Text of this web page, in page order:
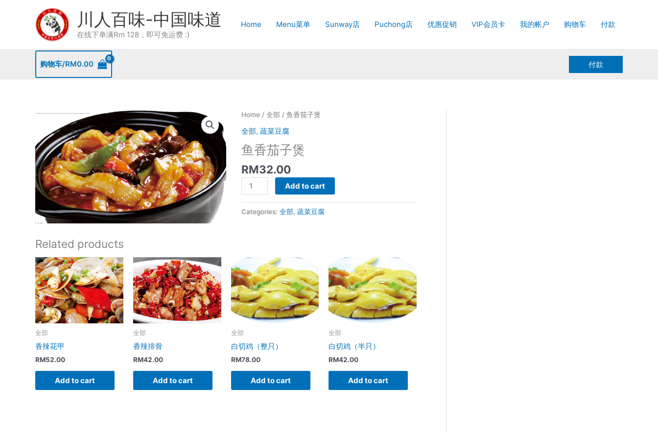
川人百味-中国味道
在线下单满Rm 128，即可免运费 :)
Home Menu菜单 Sunway店 Puchong店 优惠促销 VIP会员卡 我的帐户 购物车 付款
购物车/RM0.00 付款
Home/ 全部 / 鱼香茄子煲
全部, 蔬菜豆腐
鱼香茄子煲
RM32.00
香
Add to cart
Categories: 全部, 蔬菜豆腐
Related products
全部
香辣花甲
RM52.00
Add to cart
全部
香辣排骨
RM42.00
Add to cart
全部
白切鸡（整只）
RM78.00
Add to cart
全部
白切鸡（半只）
RM42.00
Add to cart